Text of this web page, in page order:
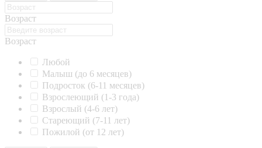
Возраст
Возраст
Любой
Малыш (до 6 месяцев)
Подросток (6-11 месяцев)
Взрослеющий (1-3 года)
Взрослый (4-6 лет)
Стареющий (7-11 лет)
Пожилой (от 12 лет)